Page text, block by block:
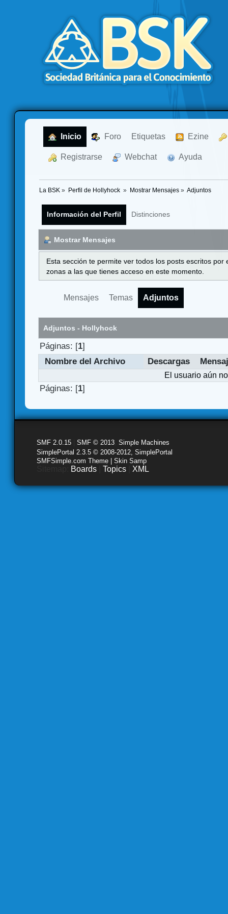
Inicio Foro Etiquetas Ezine
Registrarse Webchat Ayuda
La BSK » Perfil de Hollyhock » Mostrar Mensajes» Adjuntos
Información del Perfil Distinciones
Mostrar Mensajes
Esta sección te permite ver todos los posts escritos
zonas a las que tienes acceso en este momento.
Mensajes Temas Adjuntos
Adjuntos - Hollyhock
Páginas: [1]
Nombre del Archivo
Descargas
El usuario aún
Páginas: [1]
SMF 2.0.15 SMF © 2013 Simple Machines
SimplePortal 2.3.5 © 2008-2012, SimplePortal
SMFSimple.com Theme | Skin Samp
Boards Topics XML